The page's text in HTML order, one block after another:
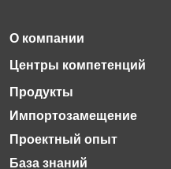
Импортозамещение
Проектный опыт
База знаний